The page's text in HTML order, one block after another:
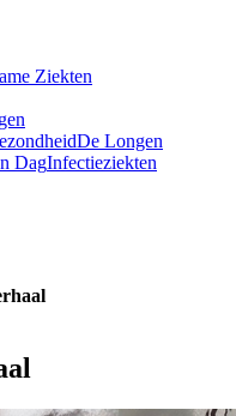
Ziekten
De Longen
DagInfectieziekten